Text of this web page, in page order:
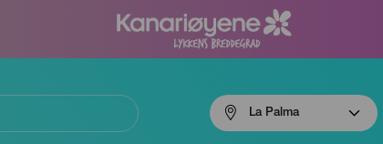
navigation
La Palma